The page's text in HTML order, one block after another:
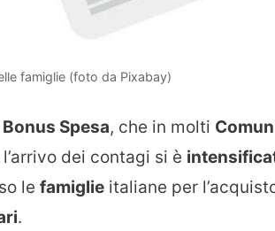
famiglie (foto da Pixabay)
Bonus Spesa, che in molti
l’arrivo dei contagi si è
le famiglie italiane per
.